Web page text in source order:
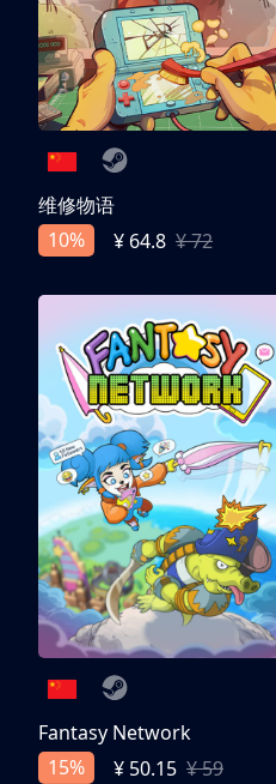
维修物语
10%
¥ 64.8 ¥ 72
Fantasy Network
15%
¥ 50.15 ¥ 59